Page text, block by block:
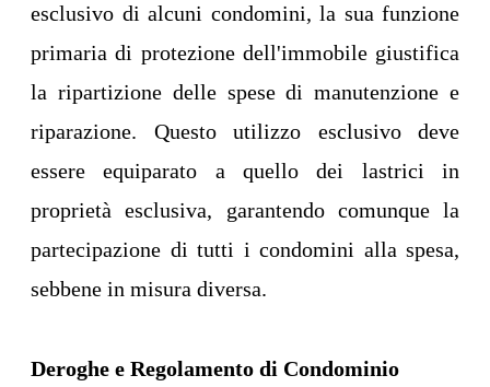
esclusivo di alcuni condomini, la sua funzione
primaria di protezione dell'immobile giustifica
la ripartizione delle spese di manutenzione e
riparazione. Questo utilizzo esclusivo deve
essere equiparato a quello dei lastrici in
proprietà esclusiva, garantendo comunque la
partecipazione di tutti i condomini alla spesa,
sebbene in misura diversa.
Deroghe e Regolamento di Condominio